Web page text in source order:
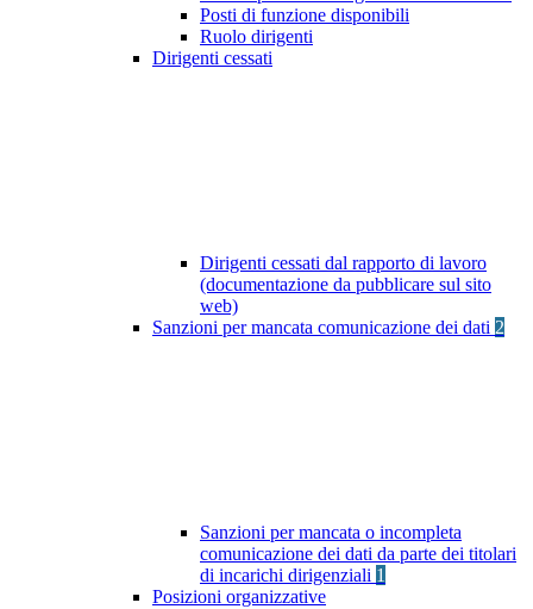
Posti di funzione disponibili
Ruolo dirigenti
Dirigenti cessati
Dirigenti cessati dal rapporto di lavoro
(documentazione da pubblicare sul sito
web)
Sanzioni per mancata comunicazione dei dati 2
Sanzioni per mancata o incompleta
comunicazione dei dati da parte dei titolari
di incarichi dirigenziali 1
Posizioni organizzative